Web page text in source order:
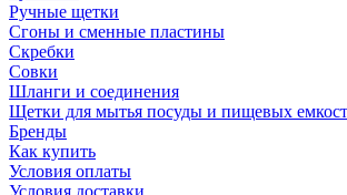
Ручные щетки
Сгоны и сменные пластины
Скребки
Совки
Шланги и соединения
Щетки для мытья посуды и пищевых
Бренды
Как купить
Условия оплаты
Условия доставки